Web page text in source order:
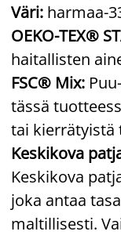
Väri: harmaa-
OEKO-TEX®
haitallisten
FSC® Mix:
tässä
tai kierrätyistä
Keskikova
Keskikova
joka antaa
maltillisesti.